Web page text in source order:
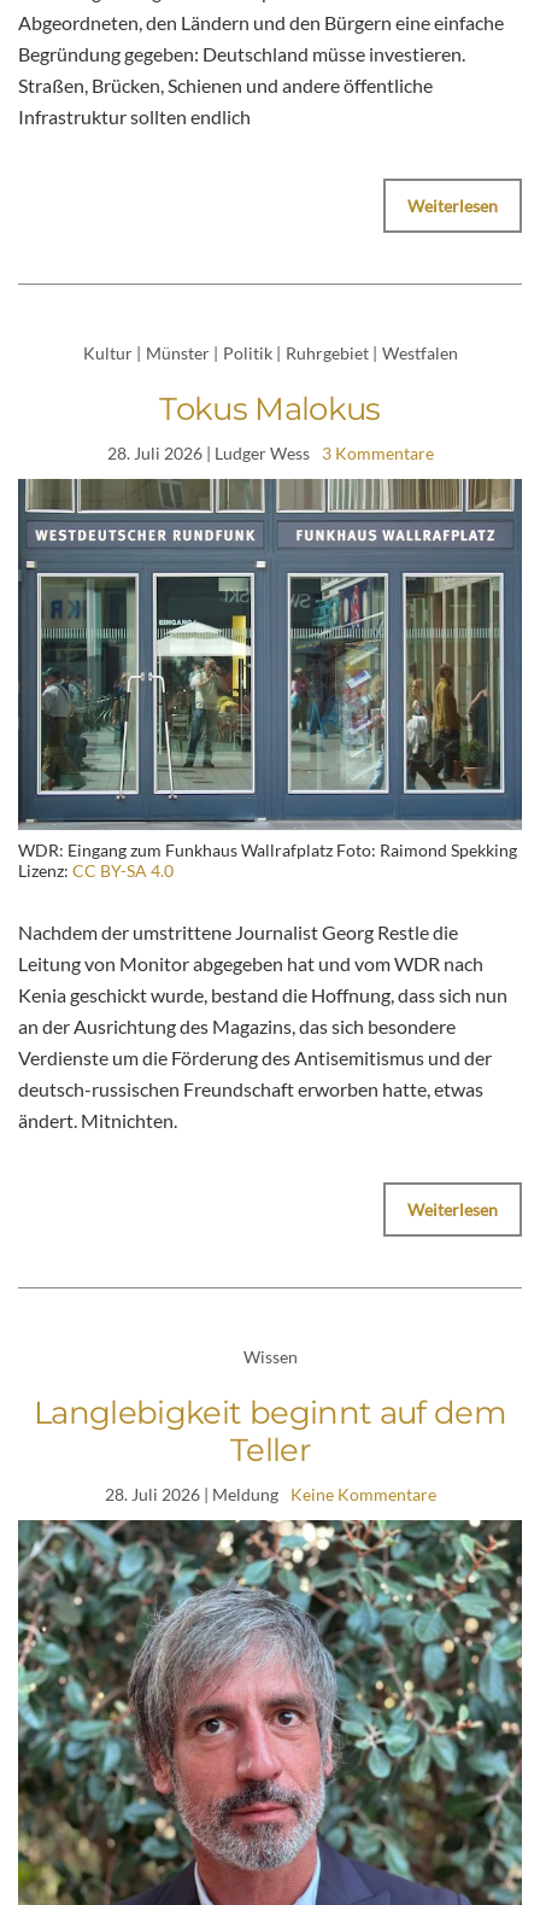
Abgeordneten, den Ländern und den Bürgern eine einfache
Begründung gegeben: Deutschland müsse investieren.
Straßen, Brücken, Schienen und andere öffentliche
Infrastruktur sollten endlich
Weiterlesen
Kultur | Münster | Politik | Ruhrgebiet | Westfalen
Tokus Malokus
28. Juli 2026| Ludger Wess 3 Kommentare
WDR: Eingang zum Funkhaus Wallrafplatz Foto: Raimond Spekking
Lizenz: CC BY-SA 4.0
Nachdem der umstrittene Journalist Georg Restle die
Leitung von Monitor abgegeben hat und vom WDR nach
Kenia geschickt wurde, bestand die Hoffnung, dass sich nun
an der Ausrichtung des Magazins, das sich besondere
Verdienste um die Förderung des Antisemitismus und der
deutsch-russischen Freundschaft erworben hatte, etwas
ändert. Mitnichten.
Weiterlesen
Wissen
Langlebigkeit beginnt auf dem
Teller
28. Juli 2026| Meldung Keine Kommentare